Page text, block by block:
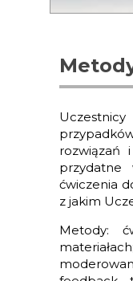
rozwiązań
przydatne
ćwiczenia
z jakim
Metody: